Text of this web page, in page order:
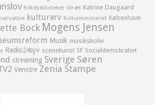
folkebiblioteker idræt Katrine Daugaard
kulturarv Kulturministeriet København
Bock Mogens Jensen
Musik musikskoler
Radio24syv scenekunst SF Socialdemokratiet
streaming Sverige Søren
Venstre Zenia Stampe